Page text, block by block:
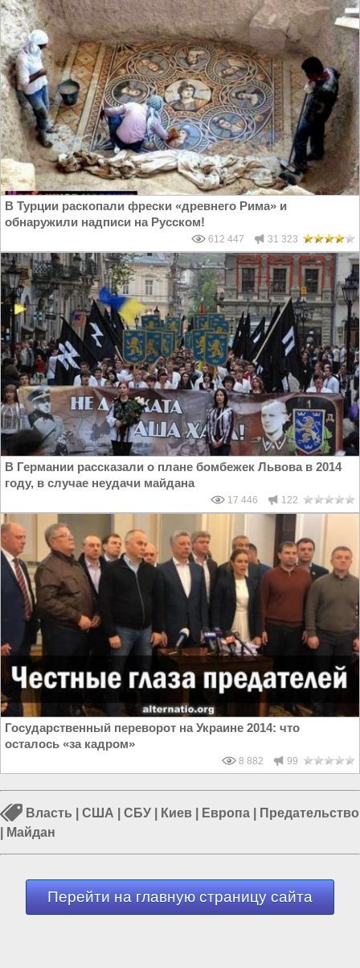
В Турции раскопали фрески «древнего Рима» и
обнаружили надписи на Русском!
612 447 31 323
В Германии рассказали о плане бомбежек Львова в 2014
году, в случае неудачи майдана
17 446 122
Государственный переворот на Украине 2014: что
осталось «за кадром»
8 882 99
Власть США СБУ Киев Европа
Предательство
Майдан
Перейти на главную страницу сайта